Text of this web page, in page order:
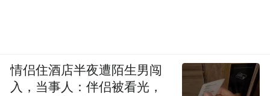
情侣住酒店半夜遭陌生男闯
入，当事人：伴侣被看光，